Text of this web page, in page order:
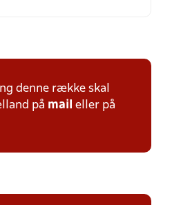
denne række skal
på mail eller på